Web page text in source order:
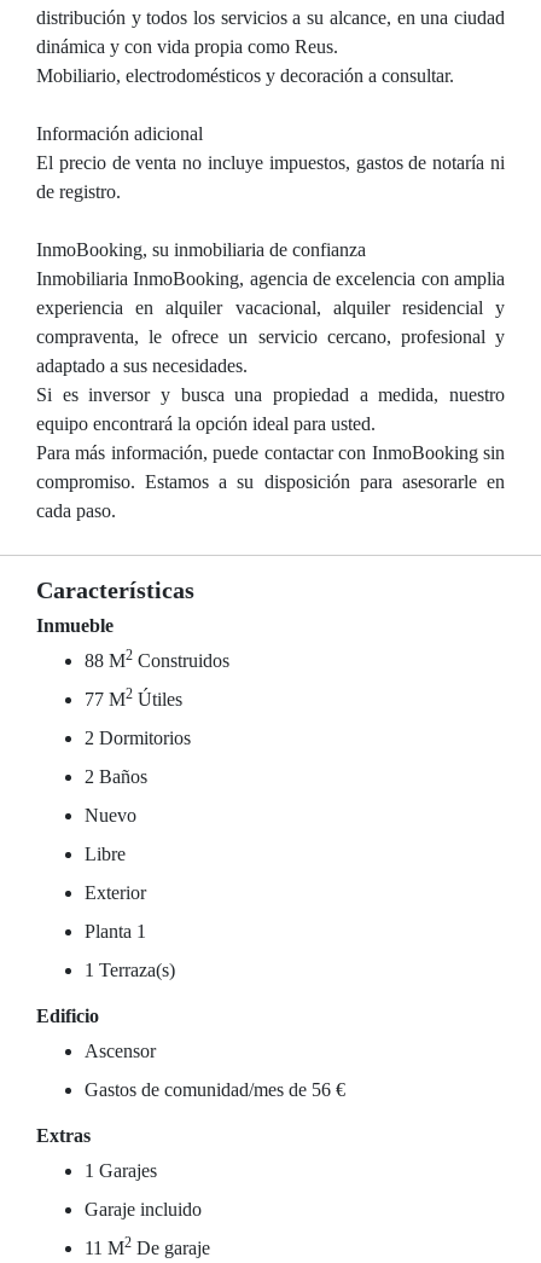
distribución y todos los servicios a su alcance, en una ciudad
dinámica y con vida propia como Reus.
Mobiliario, electrodomésticos y decoración a consultar.
Información adicional
El precio de venta no incluye impuestos, gastos de notaría ni
de registro.
InmoBooking, su inmobiliaria de confianza
Inmobiliaria InmoBooking, agencia de excelencia con amplia
experiencia en alquiler vacacional, alquiler residencial y
compraventa, le ofrece un servicio cercano, profesional y
adaptado a sus necesidades.
Si es inversor y busca una propiedad a medida, nuestro
equipo encontrará la opción ideal para usted.
Para más información, puede contactar con InmoBooking sin
compromiso. Estamos a su disposición para asesorarle en
cada paso.
Características
Inmueble
88 M2 Construidos
77 M2 Útiles
2 Dormitorios
2 Baños
Nuevo
Libre
Exterior
Planta 1
1 Terraza(s)
Edificio
Ascensor
Gastos de comunidad/mes de 56 €
Extras
1 Garajes
Garaje incluido
11 M2 De garaje